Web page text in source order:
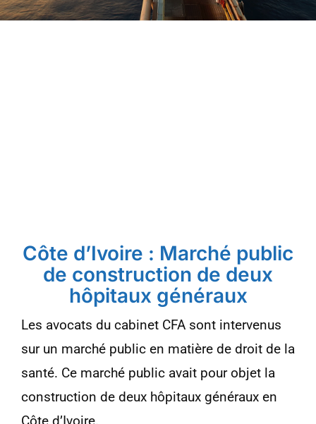
Côte d’Ivoire : Marché public
de construction de deux
hôpitaux généraux
Les avocats du cabinet CFA sont intervenus
sur un marché public en matière de droit de la
santé. Ce marché public avait pour objet la
construction de deux hôpitaux généraux en
Côte d’Ivoire.